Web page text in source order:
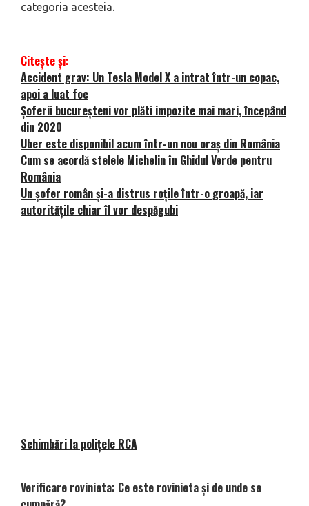
categoria acesteia.
Citește și:
Accident grav: Un Tesla Model X a intrat într-un copac,
apoi a luat foc
Șoferii bucureșteni vor plăti impozite mai mari, începând
din 2020
Uber este disponibil acum într-un nou oraș din România
Cum se acordă stelele Michelin în Ghidul Verde pentru
România
Un șofer român și-a distrus roțile într-o groapă, iar
autoritățile chiar îl vor despăgubi
Schimbări la polițele RCA
Verificare rovinieta: Ce este rovinieta și de unde se